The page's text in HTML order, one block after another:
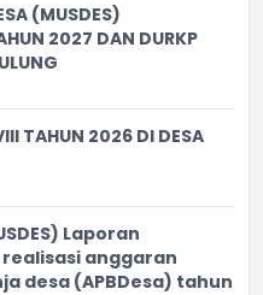
(MUSDES)
2027 DAN DURKP
TAHUN 2026 DI DESA
Laporan
anggaran
desa (APBDesa) tahun